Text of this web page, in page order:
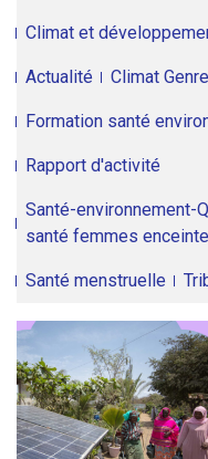
Climat et
Actualité Climat Genre
Formation santé
Rapport d'activité
Santé-environnement-
santé femmes
Santé menstruelle